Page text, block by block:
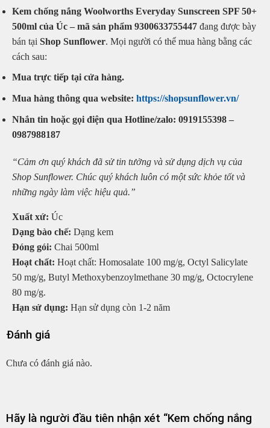
Kem chống nắng Woolworths Everyday Sunscreen SPF 50+
500ml của Úc – mã sản phẩm 9300633755447 đang được bày
bán tại Shop Sunflower. Mọi người có thể mua hàng bằng các
cách sau:
Mua trực tiếp tại cửa hàng.
Mua hàng thông qua website: https://shopsunflower.vn/
Nhắn tin hoặc gọi điện qua Hotline/zalo: 0919155398 –
0987988187
“Cảm ơn quý khách đã sử tin tưởng và sử dụng dịch vụ của
Shop Sunflower. Chúc quý khách luôn có một sức khỏe tốt và
những ngày làm việc hiệu quả.”
Xuất xứ: Úc
Dạng bào chế: Dạng kem
Đóng gói: Chai 500ml
Hoạt chất: Hoạt chất: Homosalate 100 mg/g, Octyl Salicylate
50 mg/g, Butyl Methoxybenzoylmethane 30 mg/g, Octocrylene
80 mg/g.
Hạn sử dụng: Hạn sử dụng còn 1-2 năm
Đánh giá
Chưa có đánh giá nào.
Hãy là người đầu tiên nhận xét “Kem chống nắng